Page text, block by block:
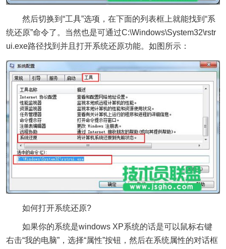
然后切换到“工具”选项，在下面的列表框上就能找到“系
统还原”命令了。当然也是可通过C:\Windows\System32\rstr
ui.exe路径找到并且打开系统还原功能。如图所示：
如何打开系统还原?
如果你的系统是windows XP系统的话是可以鼠标右键
右击“我的电脑”，选择“属性”按钮，然后在系统属性的对话框